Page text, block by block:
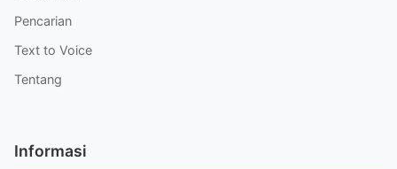
Pencarian
Text to Voice
Tentang
Informasi